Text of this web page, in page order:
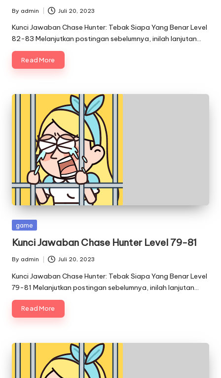
Posted
by
By admin Juli 20, 2023
Kunci Jawaban Chase Hunter: Tebak Siapa Yang Benar Level
82-83 Melanjutkan postingan sebelumnya, inilah lanjutan…
Read More
Posted
game
Kunci Jawaban Chase Hunter Level 79-81
Posted
by
By admin Juli 20, 2023
Kunci Jawaban Chase Hunter: Tebak Siapa Yang Benar Level
79-81 Melanjutkan postingan sebelumnya, inilah lanjutan…
Read More